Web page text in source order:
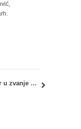
Izbor u zvanje docenta – dr Bojana Zeković, dipl.inž.arh.